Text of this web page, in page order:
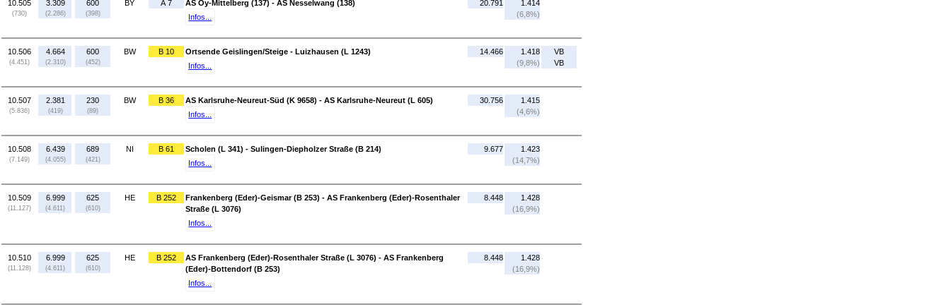
10.505
(730)
3.309
(2.286)
600
(398)
BY A 7
AS Oy-Mittelberg (137) - AS Nesselwang (138)
Infos...
20.791
1.414
(6,8%)
10.506
(4.451)
4.664
(2.310)
600
(452)
BW B 10
Ortsende Geislingen/Steige - Luizhausen (L 1243)
Infos...
14.466
1.418
(9,8%)
VB
VB
10.507
(5.836)
2.381
(419)
230
(89)
BW B 36
AS Karlsruhe-Neureut-Süd (K 9658) - AS Karlsruhe-Neureut (L 605)
Infos...
30.756
1.415
(4,6%)
10.508
(7.149)
6.439
(4.055)
689
(421)
NI B 61
Scholen (L 341) - Sulingen-Diepholzer Straße (B 214)
Infos...
9.677
1.423
(14,7%)
10.509
(11.127)
6.999
(4.611)
625
(610)
HE B 252
Frankenberg (Eder)-Geismar (B 253) - AS Frankenberg (Eder)-Rosenthaler
Straße (L 3076)
Infos...
8.448
1.428
(16,9%)
10.510
(11.128)
6.999
(4.611)
625
(610)
HE B 252
AS Frankenberg (Eder)-Rosenthaler Straße (L 3076) - AS Frankenberg
(Eder)-Bottendorf (B 253)
Infos...
8.448
1.428
(16,9%)